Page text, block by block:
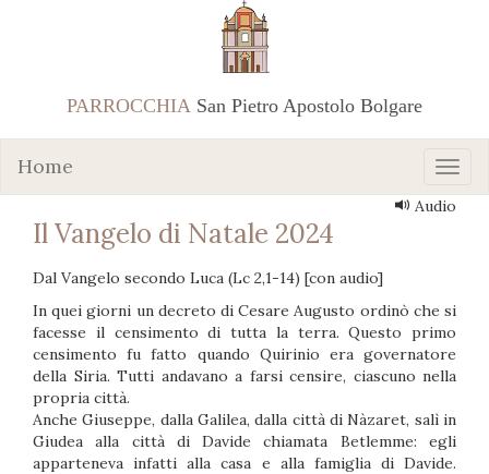
PARROCCHIA San Pietro Apostolo Bolgare
Home
Audio
Il Vangelo di Natale 2024
Dal Vangelo secondo Luca (Lc 2,1-14) [con audio]
In quei giorni un decreto di Cesare Augusto ordinò che si
facesse il censimento di tutta la terra. Questo primo
censimento fu fatto quando Quirinio era governatore
della Siria. Tutti andavano a farsi censire, ciascuno nella
propria città.
Anche Giuseppe, dalla Galilea, dalla città di Nàzaret, salì in
Giudea alla città di Davide chiamata Betlemme: egli
apparteneva infatti alla casa e alla famiglia di Davide.